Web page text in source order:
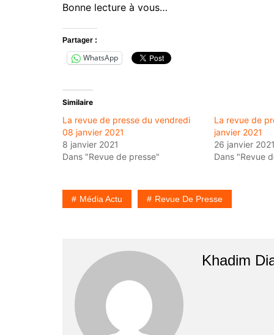
Bonne lecture à vous…
Partager :
WhatsApp
Similaire
La revue de presse du vendredi
08 janvier 2021
8 janvier 2021
Dans "Revue de presse"
La revue de
janvier 2021
26 janvier 2021
Dans "Revue
Média Actu Revue De Presse
Khadim